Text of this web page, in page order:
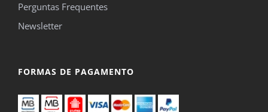
Perguntas Frequentes
Newsletter
FORMAS DE PAGAMENTO